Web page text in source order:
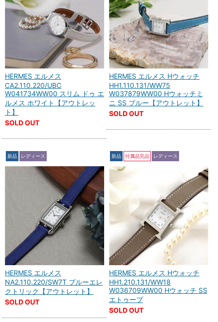
HERMES エルメス
CA2.110.220/UBC
W041734WW00 スリム ドゥ エ
ルメス ホワイト【アウトレッ
ト】
SOLD OUT
HERMES エルメス Hウォッチ
HH1.110.131/WW75
W037879WW00 Hウォッチミ
ニ SS ブルー【アウトレット】
SOLD OUT
新品 レディース
HERMES エルメス
NA2.110.220/SW7T ブルーエレ
クトリック【アウトレット】
SOLD OUT
新品 付属品完品 レディース
HERMES エルメス Hウォッチ
HH1.210.131/WW18
W036709WW00 Hウォッチ SS
エトゥープ
SOLD OUT